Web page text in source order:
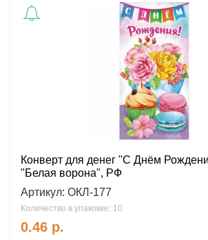
Конверт для денег "С Днём
"Белая ворона", РФ
Артикул: ОКЛ-177
Количество в упаковке: 10
0.46 р.